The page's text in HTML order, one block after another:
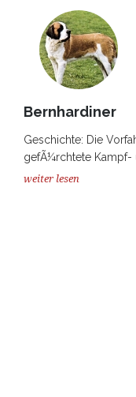
Bernhardiner
Geschichte: Die
gefÃ¼rchtete Kampf-
weiter lesen